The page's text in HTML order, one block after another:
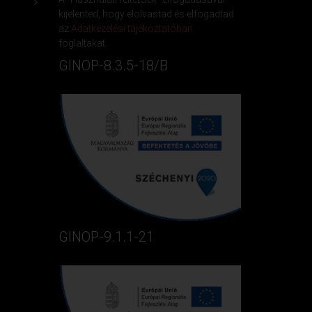
kijelented, hogy elolvastad és elfogadtad
az Adatkezelési tájékoztatóban
foglaltakat.
GINOP-8.3.5-18/B
GINOP-9.1.1-21